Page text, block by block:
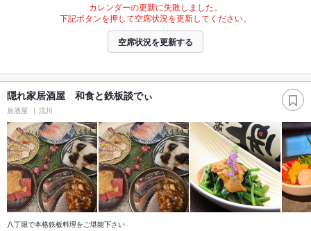
カレンダーの更新に失敗しました。
下記ボタンを押して空席状況を更新してください。
空席状況を更新する
隠れ家居酒屋 和食と鉄板談でぃ
居酒屋 流川
八丁堀で本格鉄板料理をご堪能下さい